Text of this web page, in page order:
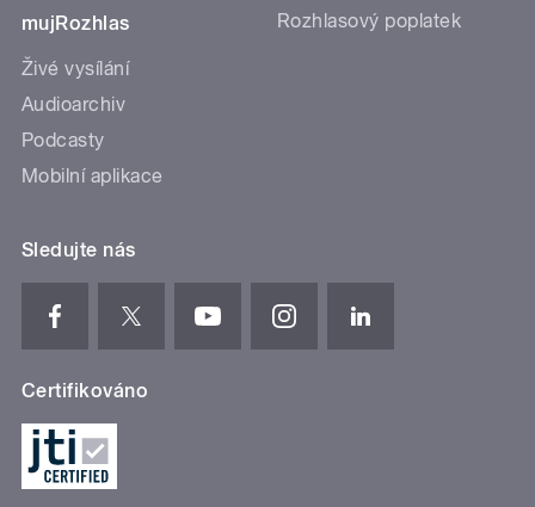
mujRozhlas
Živé vysílání
Audioarchiv
Podcasty
Mobilní aplikace
Rozhlasový poplatek
Sledujte nás
Certifikováno